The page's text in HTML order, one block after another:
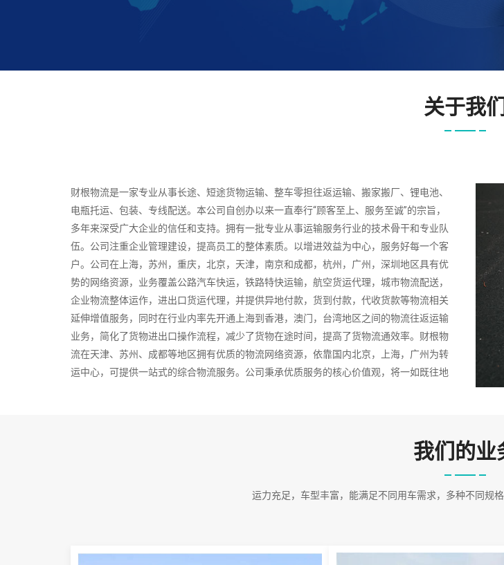
关于我们
财根物流是一家专业从事长途、短途货物运输、整车零担往返运输、搬家搬厂、锂电池、
电瓶托运、包装、专线配送。本公司自创办以来一直奉行“顾客至上、服务至诚”的宗旨，
多年来深受广大企业的信任和支持。拥有一批专业从事运输服务行业的技术骨干和专业队
伍。公司注重企业管理建设，提高员工的整体素质。以增进效益为中心，服务好每一个客
户。公司在上海，苏州，重庆，北京，天津，南京和成都，杭州，广州，深圳地区具有优
势的网络资源，业务覆盖公路汽车快运，铁路特快运输，航空货运代理，城市物流配送，
企业物流整体运作，进出口货运代理，并提供异地付款，货到付款，代收货款等物流相关
延伸增值服务，同时在行业内率先开通上海到香港，澳门，台湾地区之间的物流往返运输
业务，简化了货物进出口操作流程，减少了货物在途时间，提高了货物流通效率。财根物
流在天津、苏州、成都等地区拥有优质的物流网络资源，依靠国内北京，上海，广州为转
运中心，可提供一站式的综合物流服务。公司秉承优质服务的核心价值观，将一如既往地
动各不相同，组织结构也各自不同，针对这些企业的产品或服务的物流管理活动也就五花我们的业
运力充足，车型丰富，能满足不同用车需求，多种不同规